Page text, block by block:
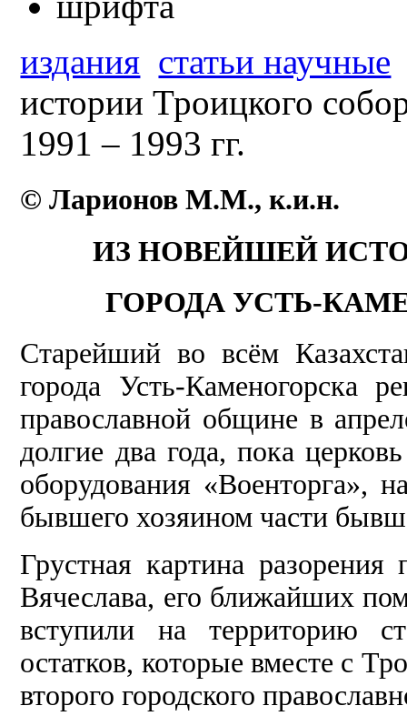
издания статьи научные
истории Троицкого
1991 – 1993 гг.
© Ларионов М.М., к.и.н.
ИЗ НОВЕЙШЕЙ
ГОРОДА УСТЬ-
Старейший во всём
города Усть-Каменогорска
православной общине в
долгие два года, пока
оборудования «Военторга»,
бывшего хозяином части
Грустная картина разорения
Вячеслава, его ближайших
вступили на территорию
остатков, которые вместе с
второго городского